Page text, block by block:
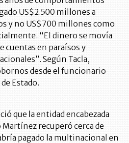
US$2.500 millones a
y no US$700 millones como
“El dinero se movía
cuentas en paraísos y
Según Tacla,
desde el funcionario
Estado.
que la entidad encabezada
recuperó cerca de
pagado la multinacional en